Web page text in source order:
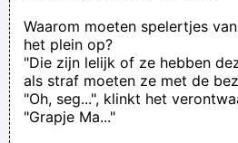
Waarom moeten spelertjes
het plein op?
"Die zijn lelijk of ze hebben
als straf moeten ze met de
"Oh, seg...", klinkt het
"Grapje Ma..."